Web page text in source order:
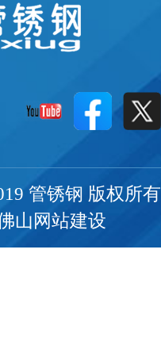
管锈钢 版权所有
山网站建设